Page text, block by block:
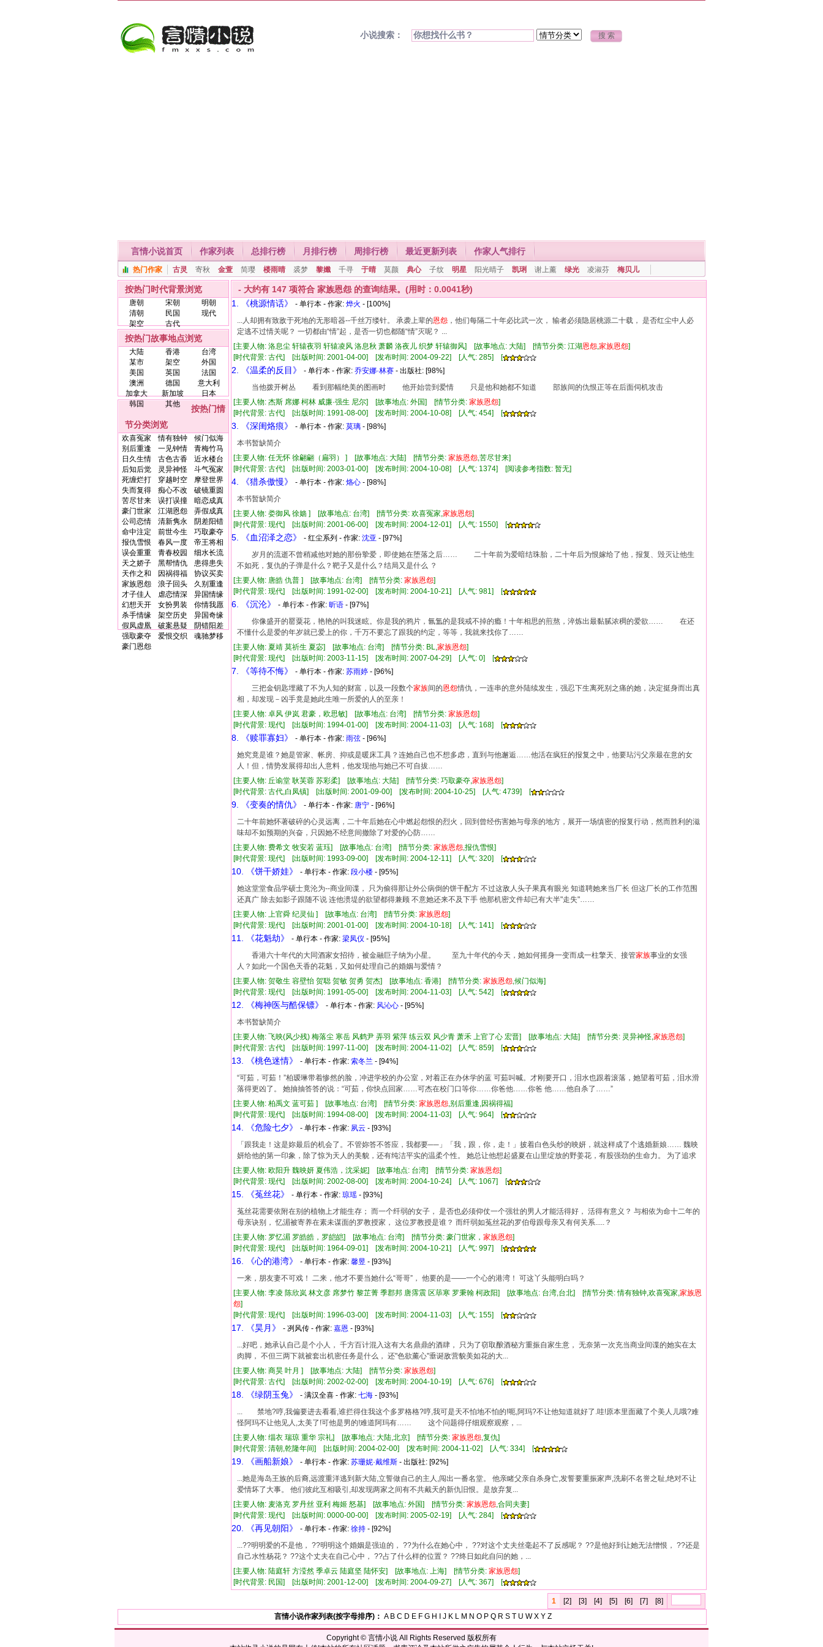
小说搜索：
言情小说首页 作家列表 总排行榜 月排行榜 周排行榜 最近更新列表 作家人气排行
热门作家 古灵 寄秋 金萱 简璎 楼雨晴 裘梦 黎孅 千寻 于晴 莫颜 典心 子纹 明星 阳光晴子 凯琍 谢上薰 绿光 凌淑芬 梅贝儿
按热门时代背景浏览
唐朝 宋朝
明朝
清朝
民国
现代
架空
古代
按热门故事地点浏览
大陆 香港
台湾
某市
架空
外国
美国
英国
法国
澳洲
德国
意大利
加拿大
新加坡
日本
韩国
其他
按热门情
节分类浏览
欢喜冤家 情有独钟
候门似海
别后重逢
一见钟情
青梅竹马
日久生情
古色古香
近水楼台
后知后觉
灵异神怪
斗气冤家
死缠烂打
穿越时空
摩登世界
失而复得
痴心不改
破镜重圆
苦尽甘来
误打误撞
暗恋成真
豪门世家
江湖恩怨
弄假成真
公司恋情
清新隽永
阴差阳错
命中注定
前世今生
巧取豪夺
报仇雪恨
春风一度
帝王将相
误会重重
青春校园
细水长流
天之娇子
黑帮情仇
患得患失
天作之和
因祸得福
协议买卖
家族恩怨
浪子回头
久别重逢
才子佳人
虐恋情深
异国情缘
幻想天开
女扮男装
你情我愿
杀手情缘
架空历史
异国奇缘
假凤虚凰
破案悬疑
阴错阳差
强取豪夺
爱恨交织
魂驰梦移
豪门恩怨
- 大约有 147 项符合 家族恩怨的查询结果。(用时：0.0041秒)
1. 《桃源情话》
- 单行本 - 作家: 烨火 - [100%]
...人却拥有致敌于死地的无形暗器--千丝万缕针。 承袭上辈的恩怨 ，他们每隔二十年必比武一次， 输者必须隐居桃源二十载， 是否红尘中人必
定逃不过情关呢？ 一切都由“情”起，是否一切也都随“情”灭呢？ ...
[主要人物: 洛息尘 轩辕夜羽 轩辕凌风 洛息秋 萧麟 洛夜儿 织梦 轩辕御风] [故事地点: 大陆] [情节分类: 江湖恩怨,家族恩怨]
[时代背景: 古代] [出版时间: 2001-04-00] [发布时间: 2004-09-22] [人气: 285] [
2. 《温柔的反目》 - 单行本 - 作家: 乔安娜·林赛 - 出版社: [98%]
当他拨开树丛 看到那幅绝美的图画时 他开始尝到爱情 只是他和她都不知道 部族间的仇恨正等在后面伺机攻击
[主要人物: 杰斯 席娜 柯林 威廉·强生 尼尔] [故事地点: 外国] [情节分类: 家族恩怨]
[时代背景: 古代] [出版时间: 1991-08-00] [发布时间: 2004-10-08] [人气: 454] [
3. 《深闺烙痕》 - 单行本 - 作家: 莫璃 - [98%]
本书暂缺简介
[主要人物: 任无怀 徐翩翩（扁羽） ] [故事地点: 大陆] [情节分类: 家族恩怨,苦尽甘来]
[时代背景: 古代] [出版时间: 2003-01-00] [发布时间: 2004-10-08] [人气: 1374] [阅读参考指数: 暂无]
4. 《猎杀傲慢》 - 单行本 - 作家: 烙心 - [98%]
本书暂缺简介
[主要人物: 娄御风 徐嫱 ] [故事地点: 台湾] [情节分类: 欢喜冤家,家族恩怨]
[时代背景: 现代] [出版时间: 2001-06-00] [发布时间: 2004-12-01] [人气: 1550] [
5. 《血沼泽之恋》 - 红尘系列 - 作家: 沈亚 - [97%]
岁月的流逝不曾稍减他对她的那份挚爱，即使她在堕落之后…… 二十年前为爱暗结珠胎，二十年后为恨嫁给了他，报复、毁灭让他生
不如死，复仇的子弹是什么？靶子又是什么？结局又是什么 ？
[主要人物: 唐皓 仇普 ] [故事地点: 台湾] [情节分类: 家族恩怨]
[时代背景: 现代] [出版时间: 1991-02-00] [发布时间: 2004-10-21] [人气: 981] [
6. 《沉沦》 - 单行本 - 作家: 昕语 - [97%]
你像盛开的罂粟花，艳艳的叫我迷眩。你是我的鸦片，氤氲的是我戒不掉的瘾！十年相思的煎熬，淬炼出最黏腻浓稠的爱欲…… 在还
不懂什么是爱的年岁就已爱上的你，千万不要忘了跟我的约定，等等，我就来找你了……
[主要人物: 夏靖 莫祈生 夏宓] [故事地点: 台湾] [情节分类: BL,家族恩怨]
[时代背景: 现代] [出版时间: 2003-11-15] [发布时间: 2007-04-29] [人气: 0] [
7. 《等待不悔》 - 单行本 - 作家: 苏雨婷 - [96%]
三把金钥匙埋藏了不为人知的财富，以及一段数个家族间的恩怨情仇，一连串的意外陆续发生，强忍下生离死别之痛的她，决定挺身而出真
相，却发现－凶手竟是她此生唯一所爱的人的至亲！
[主要人物: 卓风 伊岚 君豪，欧思敏] [故事地点: 台湾] [情节分类: 家族恩怨]
[时代背景: 现代] [出版时间: 1994-01-00] [发布时间: 2004-11-03] [人气: 168] [
8. 《赎罪寡妇》 - 单行本 - 作家: 雨弦 - [96%]
她究竟是谁？她是管家、帐房、抑或是暖床工具？连她自己也不想多虑，直到与他邂逅……他活在疯狂的报复之中，他要玷污父亲最在意的女
人！但，情势发展得却出人意料，他发现他与她已不可自拔……
[主要人物: 丘谕堂 耿芙蓉 苏彩柔] [故事地点: 大陆] [情节分类: 巧取豪夺,家族恩怨]
[时代背景: 古代,白凤镇] [出版时间: 2001-09-00] [发布时间: 2004-10-25] [人气: 4739] [
9. 《变奏的情仇》 - 单行本 - 作家: 唐宁 - [96%]
二十年前她怀著破碎的心灵远离，二十年后她在心中燃起怨恨的烈火，回到曾经伤害她与母亲的地方，展开一场缜密的报复行动，然而胜利的滋
味却不如预期的兴奋，只因她不经意间撤除了对爱的心防……
[主要人物: 费希文 牧安若 蓝珏] [故事地点: 台湾] [情节分类: 家族恩怨,报仇雪恨]
[时代背景: 现代] [出版时间: 1993-09-00] [发布时间: 2004-12-11] [人气: 320] [
10. 《饼干娇娃》 - 单行本 - 作家: 段小楼 - [95%]
她这堂堂食品学硕士竟沦为--商业间谍， 只为偷得那让外公病倒的饼干配方 不过这敌人头子果真有眼光 知道聘她来当厂长 但这厂长的工作范围
还真广 除去如影子跟随不说 连他溃堤的欲望都得兼顾 不意她还来不及下手 他那机密文件却已有大半"走失"……
[主要人物: 上官舜 纪灵仙 ] [故事地点: 台湾] [情节分类: 家族恩怨]
[时代背景: 现代] [出版时间: 2001-01-00] [发布时间: 2004-10-18] [人气: 141] [
11. 《花魁劫》 - 单行本 - 作家: 梁凤仪 - [95%]
香港六十年代的大同酒家女招待，被金融巨子纳为小星。 至九十年代的今天，她如何摇身一变而成一柱擎天、接管家族事业的女强
人？如此一个国色天香的花魁，又如何处理自己的婚姻与爱情？
[主要人物: 贺敬生 容壁怡 贺聪 贺敏 贺勇 贺杰] [故事地点: 香港] [情节分类: 家族恩怨,候门似海]
[时代背景: 现代] [出版时间: 1991-05-00] [发布时间: 2004-11-03] [人气: 542] [
12. 《梅神医与酷保镖》 - 单行本 - 作家: 风沁心 - [95%]
本书暂缺简介
[主要人物: 飞映(风少残) 梅落尘 寒岳 风鹤尹 弄羽 紫萍 练云双 风少青 萧禾 上官了心 宏晋] [故事地点: 大陆] [情节分类: 灵异神怪,家族恩怨]
[时代背景: 古代] [出版时间: 1997-11-00] [发布时间: 2004-11-02] [人气: 859] [
13. 《桃色迷情》 - 单行本 - 作家: 索冬兰 - [94%]
“可茹，可茹！”柏瑷琳带着惨然的脸，冲进学校的办公室，对着正在办休学的蓝 可茹叫喊。才刚要开口，泪水也跟着滚落，她望着可茹，泪水滑
落得更凶了。 她抽抽答答的说：“可茹，你快点回家……可杰在校门口等你……你爸他……你爸 他……他自杀了……”
[主要人物: 柏禹文 蓝可茹 ] [故事地点: 台湾] [情节分类: 家族恩怨,别后重逢,因祸得福]
[时代背景: 现代] [出版时间: 1994-08-00] [发布时间: 2004-11-03] [人气: 964] [
14. 《危险七夕》 - 单行本 - 作家: 夙云 - [93%]
「跟我走！这是妳最后的机会了。不管妳答不答应，我都要──」「我，跟，你，走！」披着白色头纱的映妍，就这样成了个逃婚新娘…… 魏映
妍给他的第一印象，除了惊为天人的美貌，还有纯洁平实的温柔个性。 她总让他想起盛夏在山里绽放的野姜花，有股强劲的生命力。 为了追求
[主要人物: 欧阳升 魏映妍 夏伟浩，沈采妮] [故事地点: 台湾] [情节分类: 家族恩怨]
[时代背景: 现代] [出版时间: 2002-08-00] [发布时间: 2004-10-24] [人气: 1067] [
15. 《菟丝花》 - 单行本 - 作家: 琼瑶 - [93%]
菟丝花需要依附在别的植物上才能生存； 而一个纤弱的女子， 是否也必须仰仗一个强壮的男人才能活得好， 活得有意义？ 与相依为命十二年的
母亲诀别， 忆湄被寄养在素未谋面的罗教授家， 这位罗教授是谁？ 而纤弱如菟丝花的罗伯母跟母亲又有何关系.....？
[主要人物: 罗忆湄 罗皓皓，罗皑皑] [故事地点: 台湾] [情节分类: 豪门世家， 家族恩怨]
[时代背景: 现代] [出版时间: 1964-09-01] [发布时间: 2004-10-21] [人气: 997] [
16. 《心的港湾》 - 单行本 - 作家: 馨昱 - [93%]
一来，朋友妻不可戏！ 二来，他才不要当她什么“哥哥”， 他要的是——一个心的港湾！ 可这丫头能明白吗？
[主要人物: 李凌 陈欣岚 林文彦 席梦竹 黎芷菁 季郡邦 唐霈震 区荜寒 罗秉翰 柯政阳] [故事地点: 台湾,台北] [情节分类: 情有独钟,欢喜冤家,家族恩
怨]
[时代背景: 现代] [出版时间: 1996-03-00] [发布时间: 2004-11-03] [人气: 155] [
17. 《昊月》 - 冽风传 - 作家: 嘉恩 - [93%]
...好吧，她承认自己是个小人， 千方百计混入这有大名鼎鼎的酒肆， 只为了窃取酿酒秘方重振自家生意， 无奈第一次充当商业间谍的她实在太
肉脚， 不但三两下就被套出机密任务是什么， 还"色欲薰心"垂诞敌营貌美如花的大...
[主要人物: 商昊 叶月 ] [故事地点: 大陆] [情节分类: 家族恩怨]
[时代背景: 古代] [出版时间: 2002-02-00] [发布时间: 2004-10-19] [人气: 676] [
18. 《绿阴玉兔》 - 满汉全喜 - 作家: 七海 - [93%]
... 禁地?哼,我偏要进去看看,谁拦得住我这个多罗格格?哼,我可是天不怕地不怕的!呃,阿玛?不让他知道就好了.哇!原本里面藏了个美人儿哦?难
怪阿玛不让他见人,太美了!可他是男的!难道阿玛有…… 这个问题得仔细观察观察，...
[主要人物: 缁衣 瑞琼 重华 宗礼] [故事地点: 大陆,北京] [情节分类: 家族恩怨,复仇]
[时代背景: 清朝,乾隆年间] [出版时间: 2004-02-00] [发布时间: 2004-11-02] [人气: 334] [
19. 《画船新娘》 - 单行本 - 作家: 苏珊妮·戴维斯 - 出版社: [92%]
...她是海岛王族的后裔,远渡重洋逃到新大陆,立誓做自己的主人,闯出一番名堂。 他亲睹父亲自杀身亡,发誓要重振家声,洗刷不名誉之耻,绝对不让
爱情坏了大事。 他们彼此互相吸引,却发现两家之间有不共戴天的新仇旧恨。是放弃复...
[主要人物: 麦洛克 罗丹丝 亚利 梅姬 怒基] [故事地点: 外国] [情节分类: 家族恩怨,合同夫妻]
[时代背景: 现代] [出版时间: 0000-00-00] [发布时间: 2005-02-19] [人气: 284] [
20. 《再见朝阳》 - 单行本 - 作家: 徐持 - [92%]
...??明明爱的不是他， ??明明这个婚姻是强迫的， ??为什么在她心中， ??对这个丈夫丝毫起不了反感呢？ ??是他好到让她无法憎恨， ??还是
自己水性杨花？ ??这个丈夫在自己心中， ??占了什么样的位置？ ??终日如此自问的她，...
[主要人物: 陆庭轩 方滢然 季卓云 陆庭坚 陆怀安] [故事地点: 上海] [情节分类: 家族恩怨]
[时代背景: 民国] [出版时间: 2001-12-00] [发布时间: 2004-09-27] [人气: 367] [
1 [2] [3] [4] [5] [6] [7]
[8]
言情小说作家列表(按字母排序)： A B C D E F G H J K L M N O P Q R S T U W X Y Z
Copyright © 言情小说 All Rights Reserved 版权所有